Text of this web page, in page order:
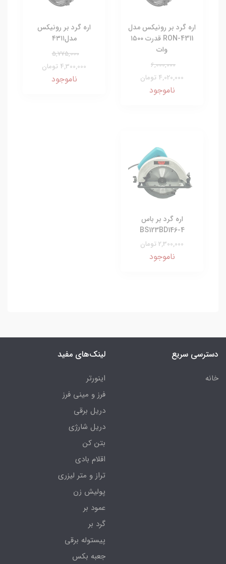
اره گرد بر رونیکس مدل
RON-4311 قدرت ۱۵۰۰
وات
6,000,000
4,020,000 تومان
ناموجود
اره گرد بر رونیکس
مدل۴۳۱۱
5,775,000
4,300,000 تومان
ناموجود
اره گرد بر باس
BS123BD146-4
2,300,000 تومان
ناموجود
دسترسی سریع
خانه
لینک‌های مفید
اینورتر
فرز و مینی فرز
دریل برقی
دریل شارژی
بتن کن
اقلام بادی
تراز و متر لیزری
پولیش زن
عمود بر
گرد بر
پیستوله برقی
جعبه بکس